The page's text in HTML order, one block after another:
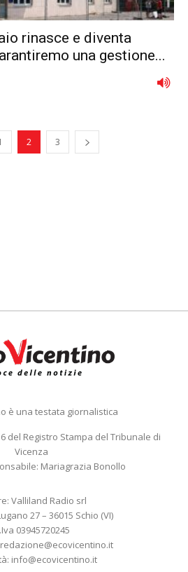
rinasce e diventa
una gestione...
2 3
è una testata giornalistica
del Registro Stampa del Tribunale di
Vicenza
Mariagrazia Bonollo
Valliland Radio srl
27 – 36015 Schio (VI)
03945720245
redazione@ecovicentino.it
info@ecovicentino.it